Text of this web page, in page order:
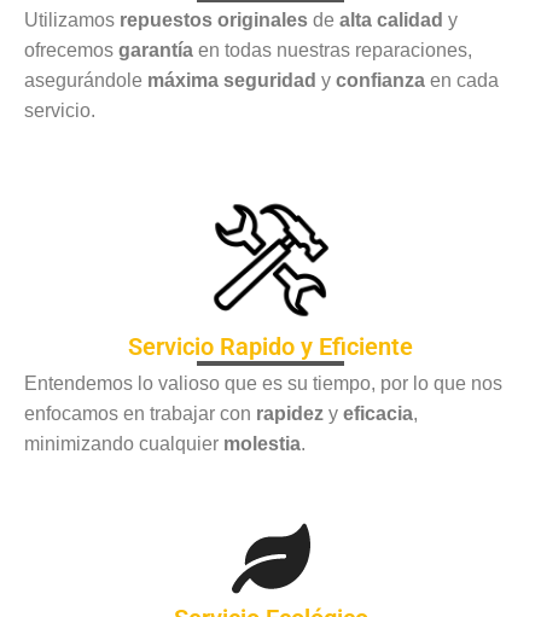
Utilizamos repuestos originales de alta calidad y
ofrecemos garantía en todas nuestras reparaciones,
asegurándole máxima seguridad y confianza en cada
servicio.
Servicio Rapido y Eficiente
Entendemos lo valioso que es su tiempo, por lo que nos
enfocamos en trabajar con rapidez y eficacia,
minimizando cualquier molestia.